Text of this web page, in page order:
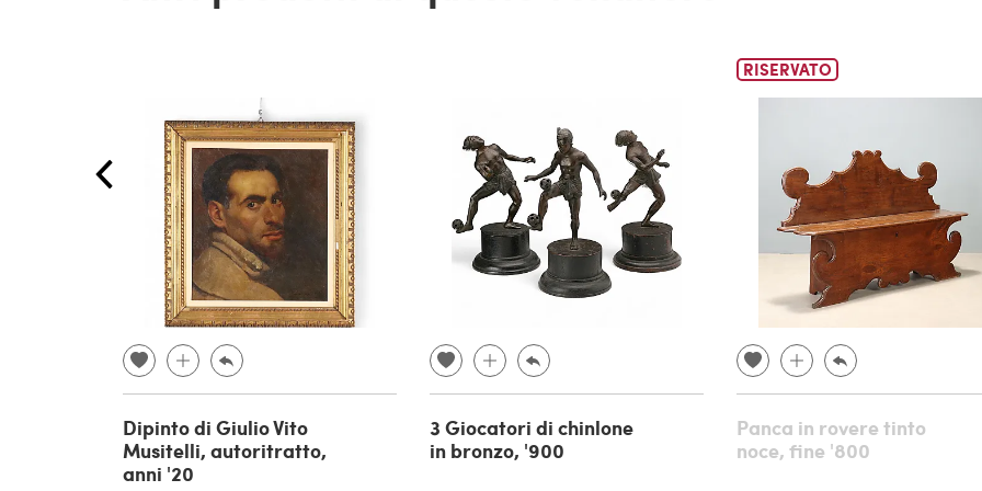
Dipinto di Giulio Vito
Musitelli, autoritratto,
anni '20
3 Giocatori di chinlone
in bronzo, '900
RISERVATO
Panca in rovere tinto
noce, fine '800